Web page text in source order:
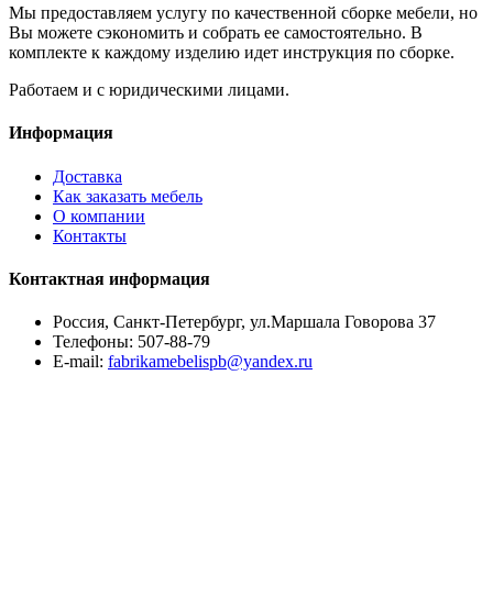
Мы предоставляем услугу по качественной сборке мебели, но
Вы можете сэкономить и собрать ее самостоятельно. В
комплекте к каждому изделию идет инструкция по сборке.
Работаем и с юридическими лицами.
Информация
Доставка
Как заказать мебель
О компании
Контакты
Контактная информация
Россия, Санкт-Петербург, ул.Маршала Говорова 37
Телефоны: 507-88-79
E-mail: fabrikamebelispb@yandex.ru